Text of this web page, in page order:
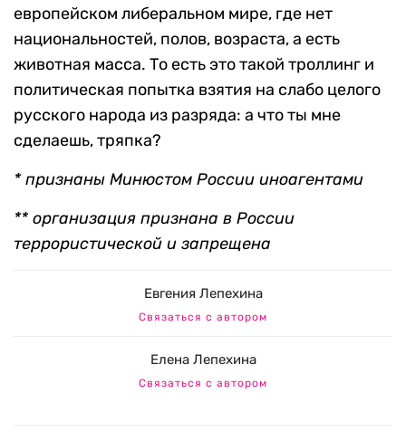
европейском либеральном мире, где нет
национальностей, полов, возраста, а есть
животная масса. То есть это такой троллинг и
политическая попытка взятия на слабо целого
русского народа из разряда: а что ты мне
сделаешь, тряпка?
* признаны Минюстом России иноагентами
** организация признана в России
террористической и запрещена
Евгения Лепехина
Связаться с автором
Елена Лепехина
Связаться с автором